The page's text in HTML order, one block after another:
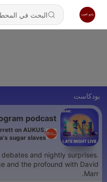
بودكاست
podcast
on AUKUS,
sugar slaves
and nightly surprises.
and the profound with David
Marr.